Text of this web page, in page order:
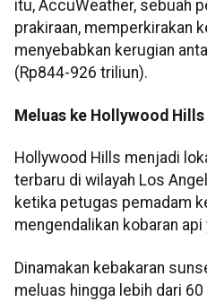
itu, AccuWeather, sebuah
prakiraan, memperkirakan
menyebabkan kerugian
(Rp844-926 triliun).
Meluas ke Hollywood Hills
Hollywood Hills menjadi
terbaru di wilayah Los
ketika petugas pemadam
mengendalikan kobaran
Dinamakan kebakaran
meluas hingga lebih dari